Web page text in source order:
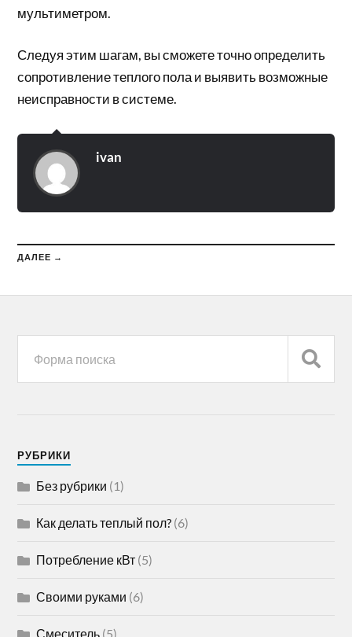
мультиметром.
Следуя этим шагам, вы сможете точно определить
сопротивление теплого пола и выявить возможные
неисправности в системе.
ivan
ДАЛЕЕ →
РУБРИКИ
Без рубрики (1)
Как делать теплый пол? (6)
Потребление кВт (5)
Своими руками (6)
Смеситель (5)